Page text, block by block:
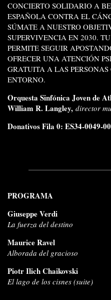
CONCIERTO SOLIDARIO A
ESPAÑOLA CONTRA EL
SÚMATE A NUESTRO
SUPERVIVENCIA EN 2030.
PERMITE SEGUIR
OFRECER UNA ATENCIÓN
GRATUITA A LAS
ENTORNO.
Orquesta Sinfónica Joven de
William R. Langley, director
Donativos Fila 0: ES34-0049-
PROGRAMA
Giuseppe Verdi
La fuerza del destino
Maurice Ravel
Alborada del gracioso
Piotr Ilich Chaikovski
El lago de los cisnes (suite)